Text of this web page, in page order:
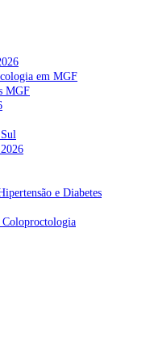
psicólogo e
2026
do ouvido com
2026
eventual gestão
2026
no novo sistema de acesso
precisa?
em MGF
MGF
e Diabetes